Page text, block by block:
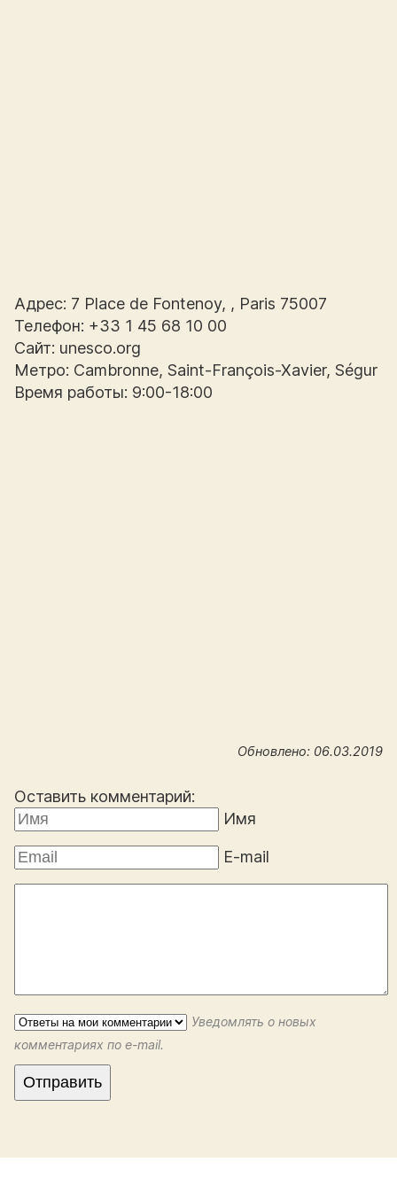
Адрес: 7 Place de Fontenoy, , Paris 75007
Телефон: +33 1 45 68 10 00
Сайт: unesco.org
Метро: Cambronne, Saint-François-Xavier, Ségur
Время работы: 9:00-18:00
Обновлено: 06.03.2019
Оставить комментарий:
Имя
E-mail
Уведомлять о новых
комментариях по e-mail.